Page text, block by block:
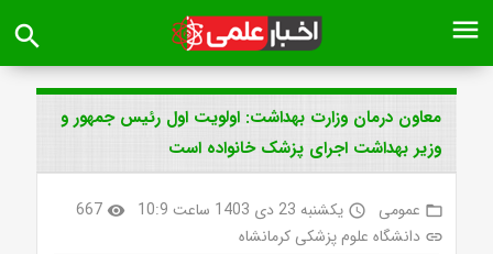
menu
search
معاون درمان وزارت بهداشت: اولویت اول رئیس جمهور و
وزیر بهداشت اجرای پزشک خانواده است
folder_open عمومی access_time یکشنبه 23 دی 1403 ساعت 10:9 visibility
667
link دانشگاه علوم پزشکی کرمانشاه